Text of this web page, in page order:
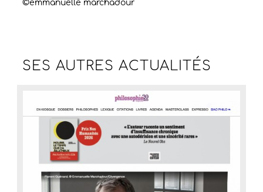
©emmanuelle marchadour
SES AUTRESACTUALITÉS